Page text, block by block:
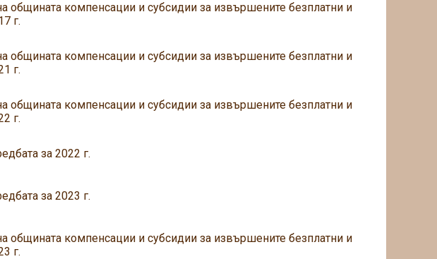
общината компенсации и субсидии за извършените безплатни и
г.
общината компенсации и субсидии за извършените безплатни и
г.
общината компенсации и субсидии за извършените безплатни и
г.
за 2022 г.
за 2023 г.
общината компенсации и субсидии за извършените безплатни и
г.